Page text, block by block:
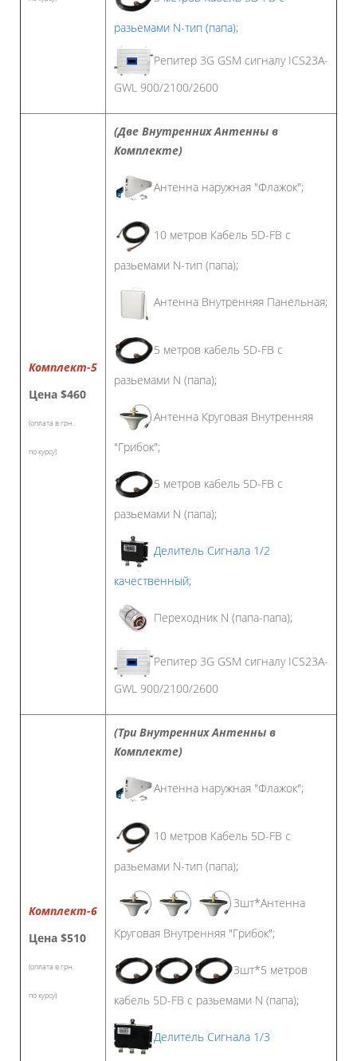
разьемами N-тип (папа);
Репитер 3G GSM сигналу ICS23A-
GWL 900/2100/2600
Комплект-5
Цена $460
(оплата в грн.
по курсу)
(Две Внутренних Антенны в
Комплекте)
Антенна наружная "Флажок";
10 метров Кабель 5D-FB с
разьемами N-тип (папа);
Антенна Внутренняя Панельная;
5 метров кабель 5D-FB с
разьемами N (папа);
Антенна Круговая Внутренняя
"Грибок";
5 метров кабель 5D-FB с
разьемами N (папа);
Делитель Сигнала 1/2
качественный;
Переходник N (папа-папа);
Репитер 3G GSM сигналу ICS23A-
GWL 900/2100/2600
Комплект-6
Цена $510
(оплата в грн.
по курсу)
(Три Внутренних Антенны в
Комплекте)
Антенна наружная "Флажок";
10 метров Кабель 5D-FB с
разьемами N-тип (папа);
3шт*Антенна
Круговая Внутренняя "Грибок";
3шт*5 метров
кабель 5D-FB с разьемами N (папа);
Делитель Сигнала 1/3